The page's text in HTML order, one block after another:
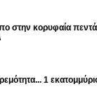
στην κορυφαία
1